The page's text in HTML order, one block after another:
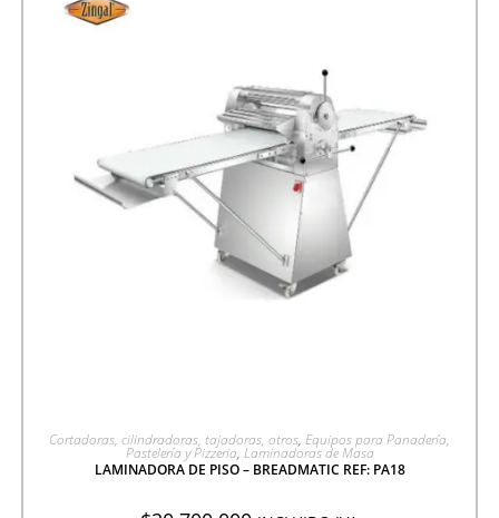
AGREGAR A COTIZACIÓN
Cortadoras, cilindradoras, tajadoras, otros, Equipos para Panadería,
Pastelería y Pizzeria, Laminadoras de Masa
LAMINADORA DE PISO – BREADMATIC REF: PA18